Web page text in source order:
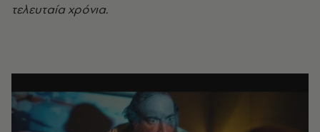
τελευταία χρόνια.